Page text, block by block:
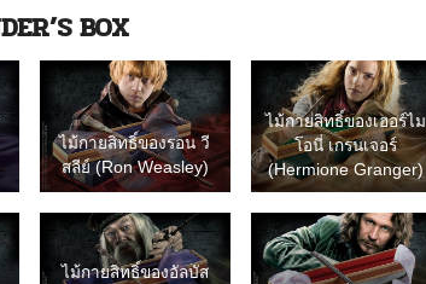
BOX
ไม้กายสิทธิ์ของรอน วี
สลีย์ (Ron Weasley)
ไม้กายสิทธิ์ของเฮอร์ไม
โอนี่ เกรนเจอร์
(Hermione Granger)
ไม้กายสิทธิ์ของอัลบัส